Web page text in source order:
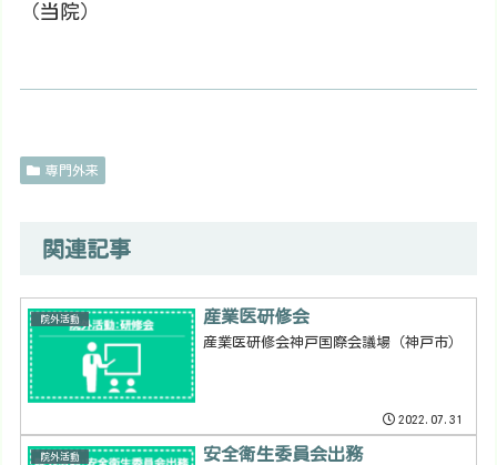
（当院）
専門外来
関連記事
院外活動 産業医研修会
産業医研修会神戸国際会議場（神戸市）
2022.07.31
院外活動 安全衛生委員会出務